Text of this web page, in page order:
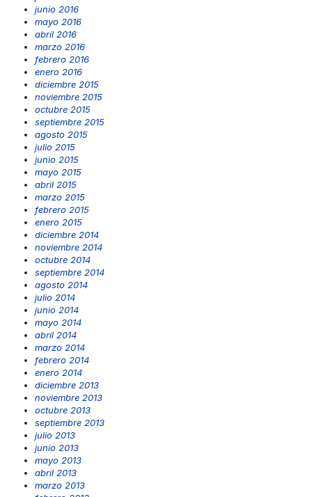
junio 2016
mayo 2016
abril 2016
marzo 2016
febrero 2016
enero 2016
diciembre 2015
noviembre 2015
octubre 2015
septiembre 2015
agosto 2015
julio 2015
junio 2015
mayo 2015
abril 2015
marzo 2015
febrero 2015
enero 2015
diciembre 2014
noviembre 2014
octubre 2014
septiembre 2014
agosto 2014
julio 2014
junio 2014
mayo 2014
abril 2014
marzo 2014
febrero 2014
enero 2014
diciembre 2013
noviembre 2013
octubre 2013
septiembre 2013
julio 2013
junio 2013
mayo 2013
abril 2013
marzo 2013